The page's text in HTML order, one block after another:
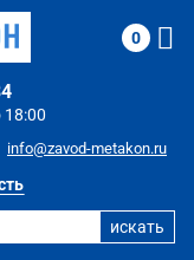
info@zavod-metakon.ru
0